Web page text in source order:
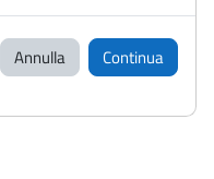
Annulla Continua